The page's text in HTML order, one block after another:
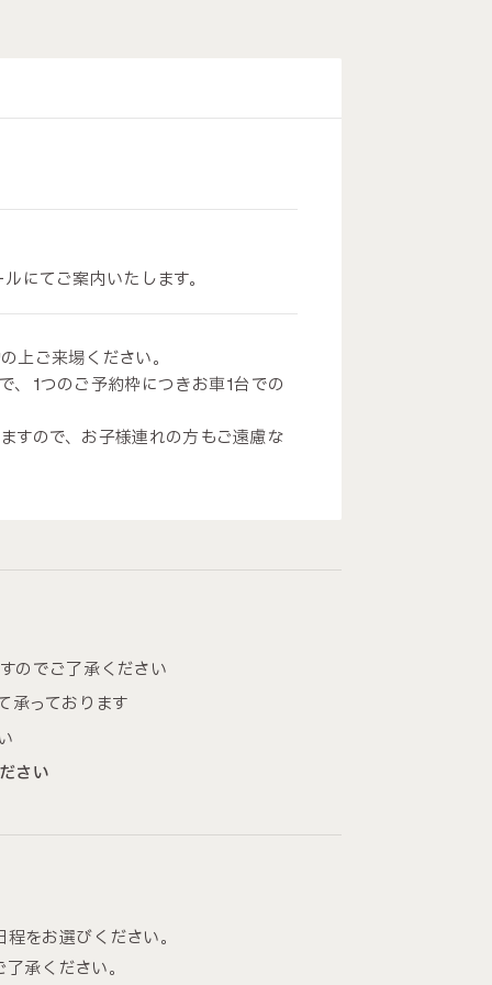
にてご案内いたします。
上ご来場ください。
、1つのご予約枠につきお車1台での
すので、お子様連れの方もご遠慮な
のでご了承ください
承っております
さい
をお選びください。
承ください。